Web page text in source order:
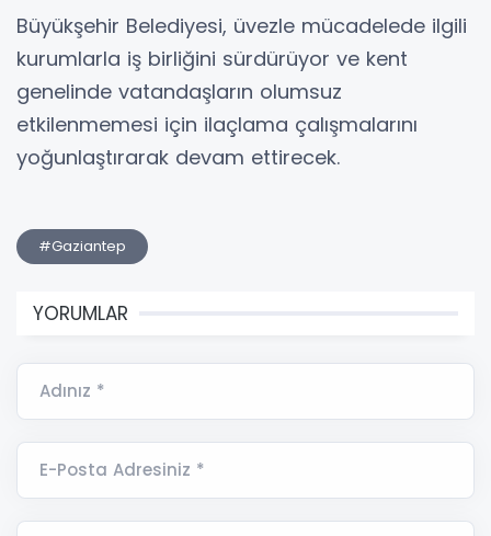
Büyükşehir Belediyesi, üvezle mücadelede ilgili
kurumlarla iş birliğini sürdürüyor ve kent
genelinde vatandaşların olumsuz
etkilenmemesi için ilaçlama çalışmalarını
yoğunlaştırarak devam ettirecek.
#Gaziantep
YORUMLAR
Adınız *
E-Posta Adresiniz *